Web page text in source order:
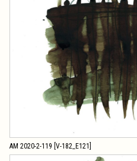
AM 2020-2-119 [V-182_E121]